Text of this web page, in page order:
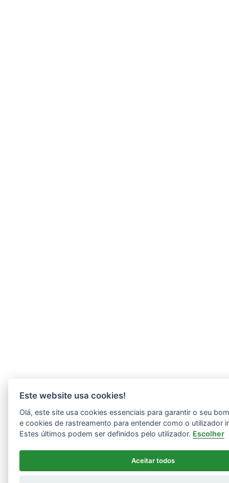
Este website usa cookies!
Olá, este site usa cookies essenciais para garantir o seu
e cookies de rastreamento para entender como o utilizador
Estes últimos podem ser definidos pelo utilizador. Escolher
Aceitar todos